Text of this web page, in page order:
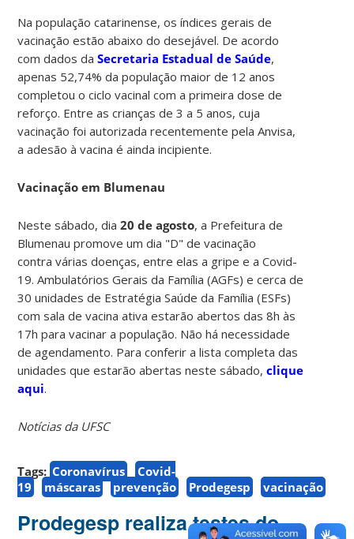
Na população catarinense, os índices gerais de
vacinação estão abaixo do desejável. De acordo
com dados da Secretaria Estadual de Saúde,
apenas 52,74% da população maior de 12 anos
completou o ciclo vacinal com a primeira dose de
reforço. Entre as crianças de 3 a 5 anos, cuja
vacinação foi autorizada recentemente pela Anvisa,
a adesão à vacina é ainda incipiente.
Vacinação em Blumenau
Neste sábado, dia20 de agosto, a Prefeitura de
Blumenau promove um dia "D" de vacinação
contra várias doenças, entre elas a gripe e a Covid-
19. Ambulatórios Gerais da Família (AGFs) e cerca de
30 unidades de Estratégia Saúde da Família (ESFs)
com sala de vacina ativa estarão abertos das 8h às
17h para vacinar a população. Não há necessidade
de agendamento. Para conferir a lista completa das
unidades que estarão abertas neste sábado,clique
aqui.
Notícias da UFSC
Tags: Coronavírus
Covid-
19
máscaras prevenção Prodegesp vacinação
Prodegesp realiza testes do